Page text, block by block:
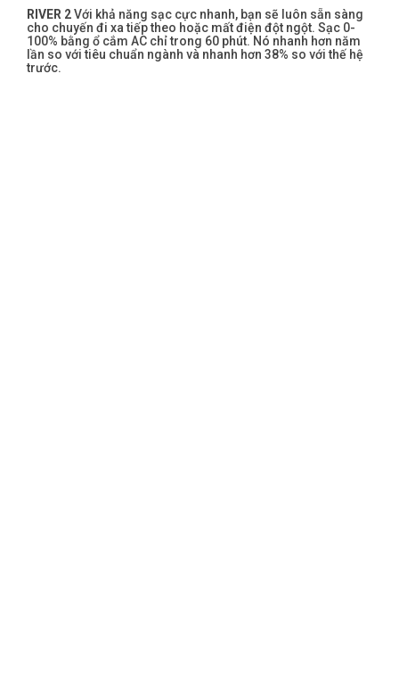
RIVER 2Với khả năng sạc cực nhanh, bạn sẽ luôn sẵn sàng
cho chuyến đi xa tiếp theo hoặc mất điện đột ngột. Sạc 0-
100% bằng ổ cắm AC chỉ trong 60 phút. Nó nhanh hơn năm
lần so với tiêu chuẩn ngành và nhanh hơn 38% so với thế hệ
trước.